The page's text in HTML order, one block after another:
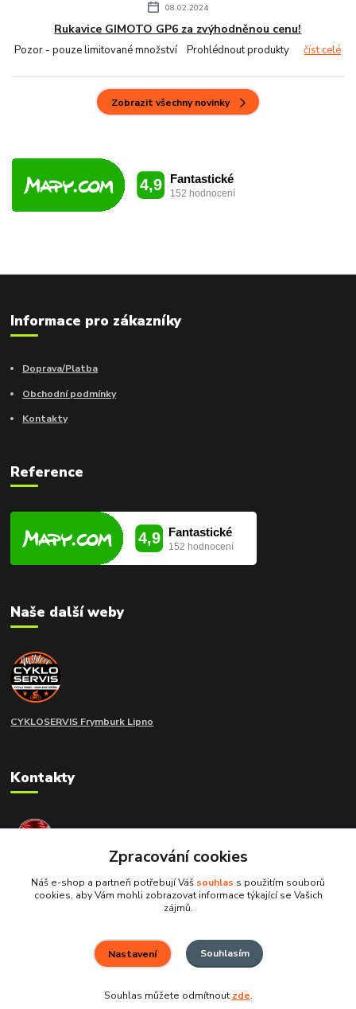
08.02.2024
Rukavice GIMOTO GP6 za zvýhodněnou cenu!
Pozor - pouze limitované množství Prohlédnout produktyčíst celé
Zobrazit všechny novinky
Informace pro zákazníky
Doprava/Platba
Obchodní podmínky
Kontakty
Reference
Naše další weby
CYKLOSERVIS Frymburk Lipno
Kontakty
extramoto STAFF
+420 775 266 214
info@extramoto.cz
Vytvořeno na Eshop-rychle.cz
Zpracování cookies
Náš e-shop a partneři potřebují Váš souhlas s použitím souborů
cookies, aby Vám mohli zobrazovat informace týkající se Vašich
zájmů.
Nastavení Souhlasím
Souhlas můžete odmítnout zde.